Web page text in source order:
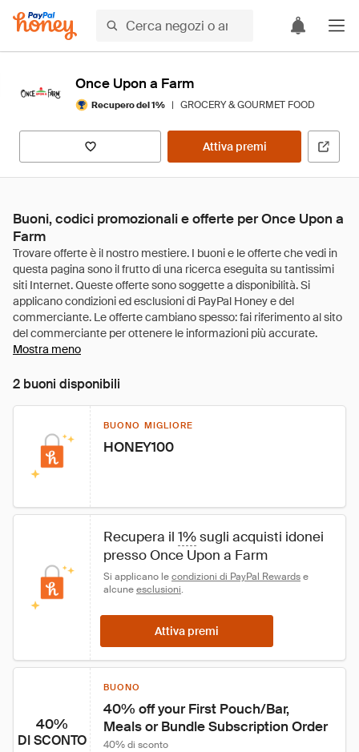
Once Upon a Farm
Recupero del 1% | GROCERY & GOURMET FOOD
Attiva premi
Buoni, codici promozionali e offerte per Once Upon a
Farm
Mostra meno
2 buoni disponibili
BUONO MIGLIORE
HONEY100
Recupera il 1% sugli acquisti idonei
presso Once Upon a Farm
Si applicano le condizioni di PayPal Rewards e
alcune esclusioni.
Attiva premi
40%
DI SCONTO
BUONO
40% off your First Pouch/Bar,
Meals or Bundle Subscription Order
40% di sconto